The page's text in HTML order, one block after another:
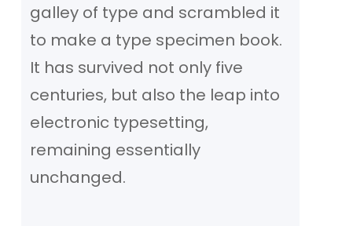
galley of type and scrambled it
to make a type specimen book.
It has survived not only five
centuries, but also the leap into
electronic typesetting,
remaining essentially
unchanged.